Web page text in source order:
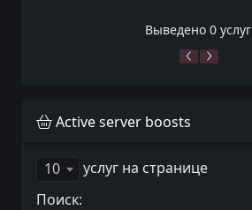
Выведено 0 услуг
Active server boosts
10
услуг на странице
Поиск: